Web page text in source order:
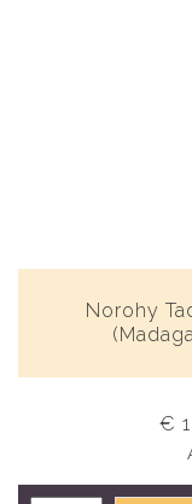
Norohy
€